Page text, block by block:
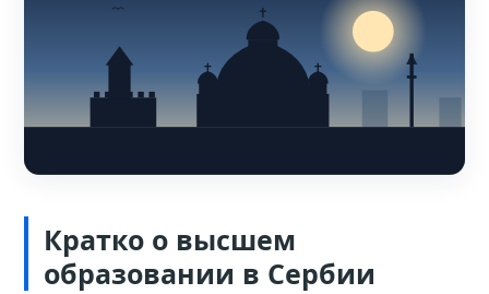
Кратко о высшем
образовании в Сербии